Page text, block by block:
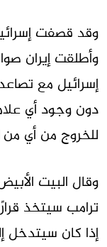
وقد قصفت
وأطلقت إيران
إسرائيل مع
دون وجود أي
للخروج من أي من
وقال البيت
ترامب سيتخذ
إذا كان سيتدخل